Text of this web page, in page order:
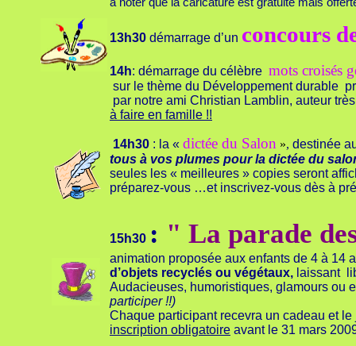
13h30 démarrage d’un concours
14h: démarrage du célèbre mots croisés
sur le thème du Développement durable
par notre ami Christian Lamblin, auteur
à faire en famille !!
14h30 : la « dictée du Salon », destinée
tous à vos plumes pour la dictée du
seules les « meilleures » copies seront
préparez-vous …et inscrivez-vous dès à
15h30 : " La parade
animation proposée aux enfants de 4 à 14
d’objets recyclés ou végétaux, laissant
Audacieuses, humoristiques, glamours ou
participer !!)
Chaque participant recevra un cadeau et
inscription obligatoire avant le 31 mars